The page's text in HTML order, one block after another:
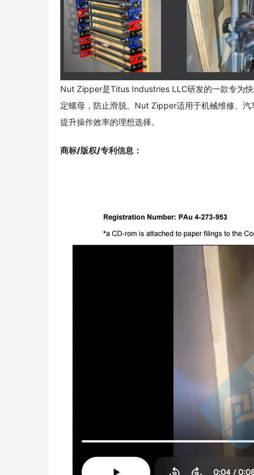
Nut Zipper是Titus Industries LLC研发的一款专为
定螺母，防止滑脱。Nut Zipper适用于机械维修、
提升操作效率的理想选择。
商标/版权/专利信息 ：